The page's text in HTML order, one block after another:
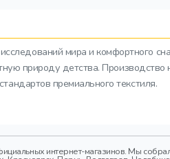
мира и комфортного
природу детства.
премиального текстиля.
интернет-магазинов. Мы